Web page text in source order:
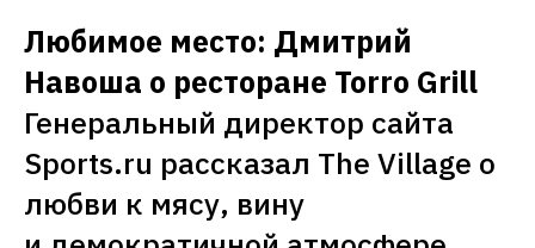
Любимое место: Дмитрий
Навоша о ресторане Torro Grill
Генеральный директор сайта
Sports.ru рассказал The Village о
любви к мясу, вину